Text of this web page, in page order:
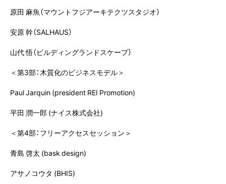
原田 麻魚（マウントフジアーキテクツスタジオ）
安原 幹（SALHAUS）
山代 悟（ビルディングランドスケープ）
＜第3部：木質化のビジネスモデル＞
Paul Jarquin (president REI Promotion)
平田 潤一郎 (ナイス株式会社)
＜第4部：フリーアクセスセッション＞
青島 啓太 (bask design)
アサノコウタ (BHIS)